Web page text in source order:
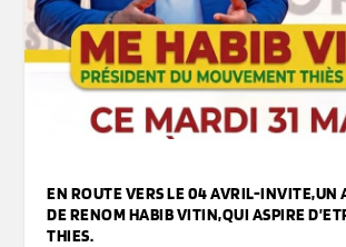
EN ROUTE VERS LE 04 AVRIL-INVITE,UN
DE RENOM HABIB VITIN,QUI ASPIRE
THIES.